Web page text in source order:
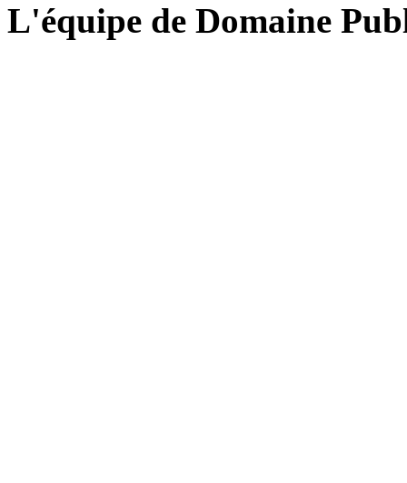
L'équipe de Domaine